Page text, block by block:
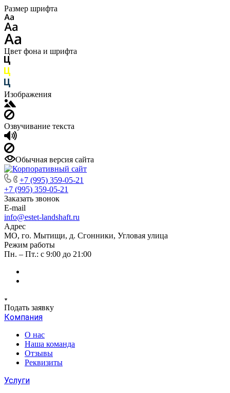
Размер шрифта
Цвет фона и шрифта
Изображения
Озвучивание текста
Обычная версия сайта
+7 (995) 359-05-21
+7 (995) 359-05-21
Заказать звонок
E-mail
info@estet-landshaft.ru
Адрес
МО, го. Мытищи, д. Сгонники, Угловая улица
Режим работы
Пн. – Пт.: с 9:00 до 21:00
Подать заявку
Компания
О нас
Наша команда
Отзывы
Реквизиты
Услуги